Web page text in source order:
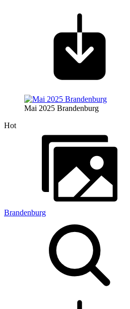
Mai 2025 Brandenburg
Hot
Brandenburg